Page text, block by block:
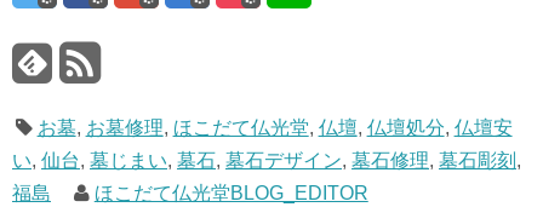
お墓, お墓修理, ほこだて仏光堂, 仏壇, 仏壇処分, 仏壇安
い, 仙台, 墓じまい, 墓石, 墓石デザイン, 墓石修理, 墓石彫刻 ,
福島
ほこだて仏光堂BLOG_EDITOR